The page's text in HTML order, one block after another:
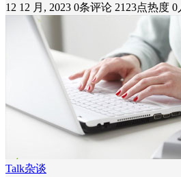
12 12 月, 2023 0条评论 2123点热度 0
Talk杂谈